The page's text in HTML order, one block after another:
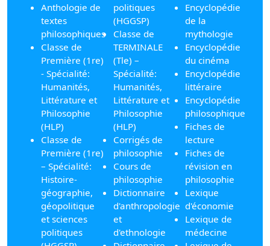
Anthologie de
textes
philosophiques
Classe de
Première (1re)
- Spécialité:
Humanités,
Littérature et
Philosophie
(HLP)
Classe de
Première (1re)
– Spécialité:
Histoire-
géographie,
géopolitique
et sciences
politiques
politiques
(HGGSP)
Classe de
TERMINALE
(Tle) –
Spécialité:
Humanités,
Littérature et
Philosophie
(HLP)
Corrigés de
philosophie
Cours de
philosophie
Dictionnaire
d'anthropologie
et
d'ethnologie
Encyclopédie
de la
mythologie
Encyclopédie
du cinéma
Encyclopédie
littéraire
Encyclopédie
philosophique
Fiches de
lecture
Fiches de
révision en
philosophie
Lexique
d'économie
Lexique de
médecine